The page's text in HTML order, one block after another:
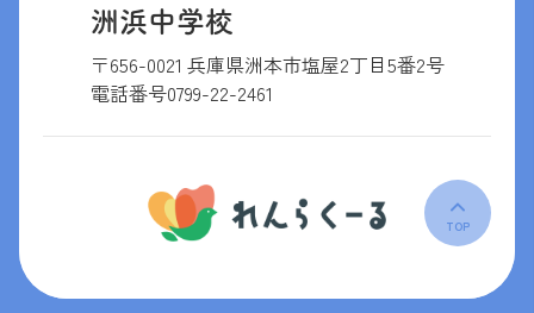
洲浜中学校
〒656-0021 兵庫県洲本市塩屋2丁目5番2号
電話番号0799-22-2461
TOP